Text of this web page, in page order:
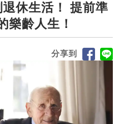
休生活！ 提前準
樂齡人生！
分享到